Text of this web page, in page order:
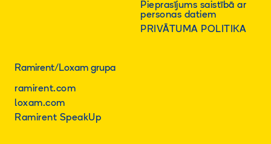
Pieprasījums saistībā ar
personas datiem
PRIVĀTUMA POLITIKA
Ramirent/Loxam grupa
ramirent.com
loxam.com
Ramirent SpeakUp